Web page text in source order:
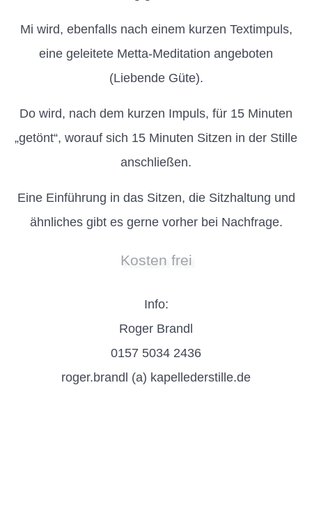
Mi wird, ebenfalls nach einem kurzen Textimpuls,
eine geleitete Metta-Meditation angeboten
(Liebende Güte).
Do wird, nach dem kurzen Impuls, für 15 Minuten
„getönt“, worauf sich 15 Minuten Sitzen in der Stille
anschließen.
Eine Einführung in das Sitzen, die Sitzhaltung und
ähnliches gibt es gerne vorher bei Nachfrage.
Kosten frei
Info:
Roger Brandl
0157 5034 2436
roger.brandl (a) kapellederstille.de